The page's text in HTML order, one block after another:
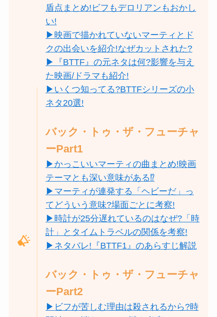
盾点まとめ!ビフもデロリアンもおかし
い!
▶映画で描かれていないマーティとド
クの出会いを紹介!なぜカットされた?
▶『BTTF』の元ネタは何?影響を与え
た映画/ドラマも紹介!
▶いくつ知ってる?BTTFシリーズの小
ネタ20選!
バック・トゥ・ザ・フューチャ
ーPart1
▶かっこいいマーティの曲まとめ!映画
テーマとも深い意味がある⁉
▶マーティが連発する「ヘビーだ」っ
てどういう意味?場面ごとに考察!
▶時計が25分遅れているのはなぜ?「時
計」とタイムトラベルの関係を考察!
▶ネタバレ!『BTTF1』のあらすじ解説
バック・トゥ・ザ・フューチャ
ーPart2
▶ビフが苦しむ理由は殺されるから?時